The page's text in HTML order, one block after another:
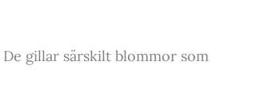
gillar särskilt blommor som